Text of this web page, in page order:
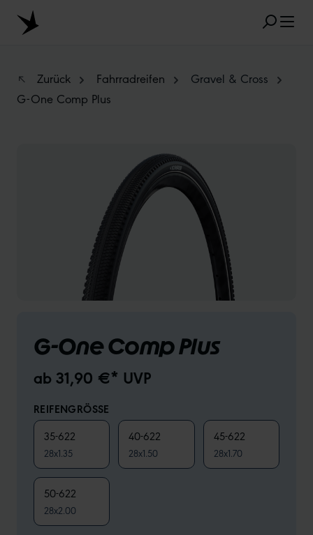
Zum Hauptinhalt springen
TUBELESS
RECYCLING
UNPLATTBAR
GRÖSSENBEZEICHNUNG
AEROTHAN
Zurück Fahrradreifen
Gravel & Cross
G-One Comp Plus
G-One Comp Plus
ab 31,90 €* UVP
REIFENGRÖSSE
35-622
28x1.35
40-622
28x1.50
45-622
28x1.70
50-622
28x2.00